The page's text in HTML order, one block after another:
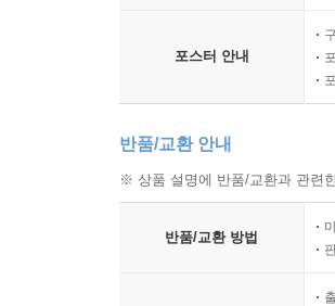
포스터 안내
반품/교환 안내
※ 상품 설명에 반품/교환과 관련
반품/교환 방법